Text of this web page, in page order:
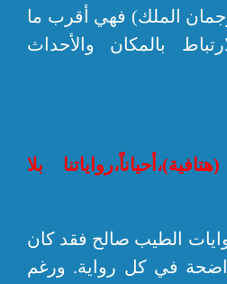
الملك) فهي أقرب ما
بالمكان والأحداث
بلا
الطيب صالح فقد كان
في كل رواية. ورغم